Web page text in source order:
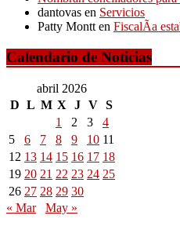
dantovas en Servicios
Patty Montt en FiscalÃ­a
Calendario de Noticias
abril 2026
D L M X J V S
1
2 3
4
5
6 7 8 9 10 11
12 13 14 15 16 17 18
19 20 21 22 23 24 25
26 27 28 29 30
« Mar
May »